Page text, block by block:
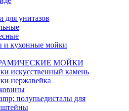
для унитазов
и кухонные мойки
МОЙКИ
искусственный камень
нержавейка
полупьедисталы для